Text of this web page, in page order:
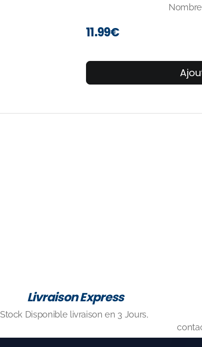
11.99€
Livraison Express
Stock Disponible livraison en 3 Jours,